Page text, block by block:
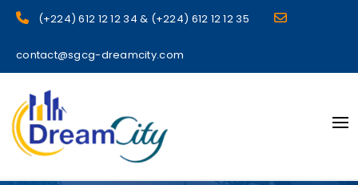
(+224) 612 12 12 34 & (+224) 612 12 12 35
contact@sgcg-dreamcity.com
sgcg dreamcity